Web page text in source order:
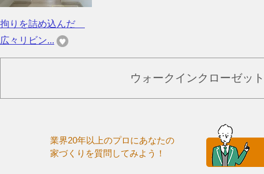
拘りを詰め込んだ
広々リビン...
ウォークインクローゼッ
業界20年以上のプロにあなたの
家づくりを質問してみよう！